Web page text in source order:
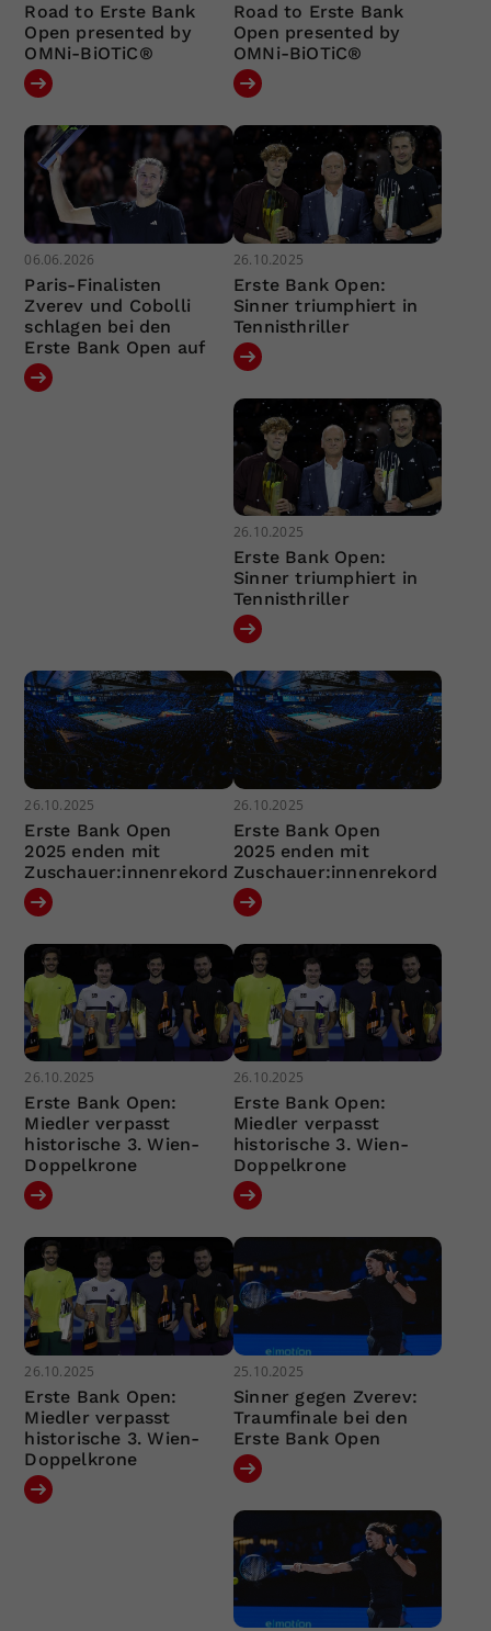
Road to Erste Bank
Open presented by
OMNi-BiOTiC®
Road to Erste Bank
Open presented by
OMNi-BiOTiC®
06.06.2026
Paris-Finalisten
Zverev und Cobolli
schlagen bei den
Erste Bank Open auf
26.10.2025
Erste Bank Open:
Sinner triumphiert in
Tennisthriller
26.10.2025
Erste Bank Open:
Sinner triumphiert in
Tennisthriller
26.10.2025
Erste Bank Open
2025 enden mit
Zuschauer:innenrekord
26.10.2025
Erste Bank Open
2025 enden mit
Zuschauer:innenrekord
26.10.2025
Erste Bank Open:
Miedler verpasst
historische 3. Wien-
Doppelkrone
26.10.2025
Erste Bank Open:
Miedler verpasst
historische 3. Wien-
Doppelkrone
26.10.2025
Erste Bank Open:
Miedler verpasst
historische 3. Wien-
Doppelkrone
25.10.2025
Sinner gegen Zverev:
Traumfinale bei den
Erste Bank Open